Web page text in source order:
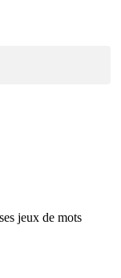
jeux de mots